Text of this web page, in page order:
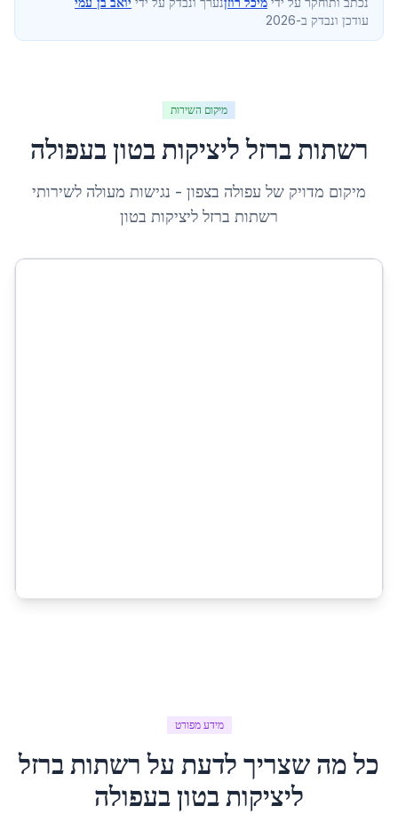
עודכן ונבדק ב-2026
מיקום השירות
רשתות ברזל ליציקות בטוןבעפולה
מיקום מדויק של עפולה בצפון - נגישות מעולה לשירותי
רשתות ברזל ליציקות בטון
מידע מפורט
כל מה שצריך לדעת על רשתות ברזל
ליציקות בטוןבעפולה